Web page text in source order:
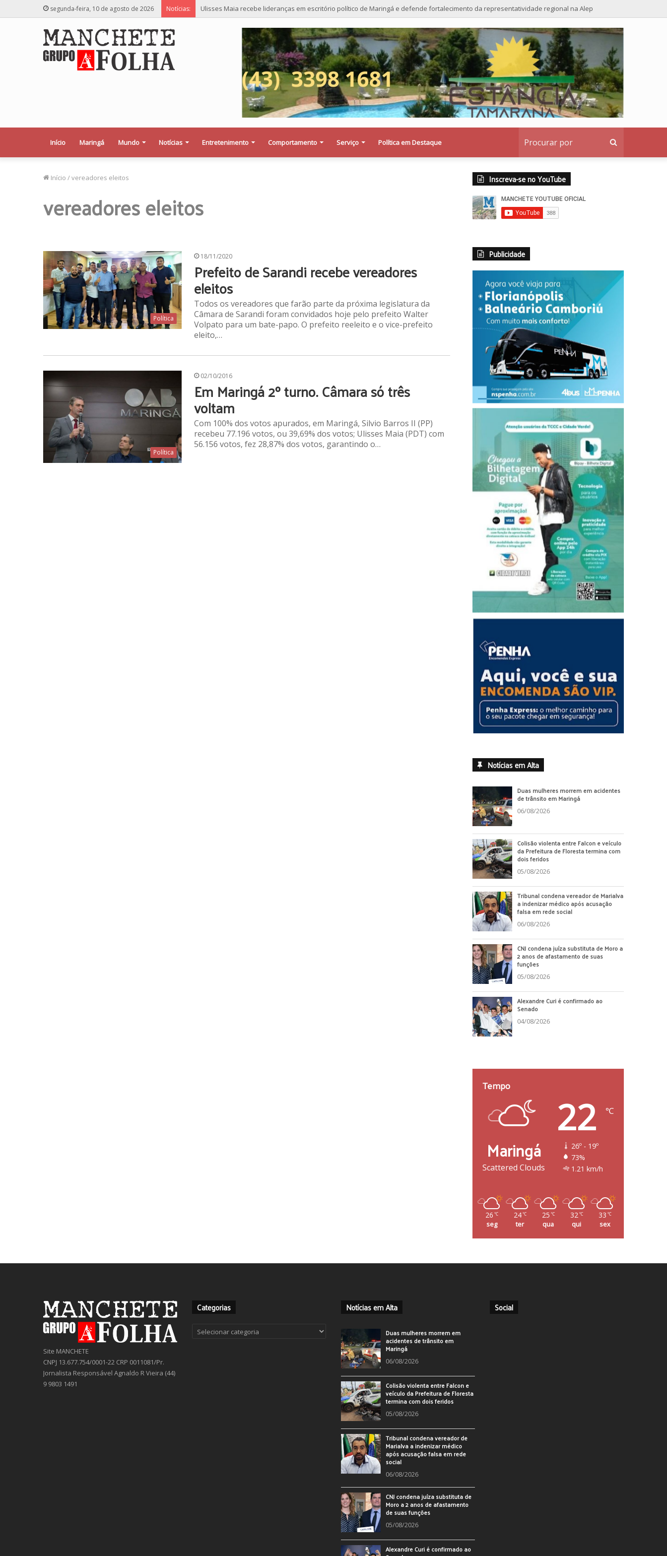
segunda-feira, 10 de agosto de 2026 Notícias: Ulisses Maia recebe lideranças em escritório político de Maringá e defende fortalecimento da representatividade regional na Alep
Início Maringá Mundo Notícias Entretenimento Comportamento Serviço Política em Destaque
Início /vereadores eleitos
vereadores eleitos
Política
18/11/2020
Prefeito de Sarandi recebe vereadores
eleitos
Todos os vereadores que farão parte da próxima legislatura da
Câmara de Sarandi foram convidados hoje pelo prefeito Walter
Volpato para um bate-papo. O prefeito reeleito e o vice-prefeito
eleito,…
Política
02/10/2016
Em Maringá 2º turno. Câmara só três
voltam
Com 100% dos votos apurados, em Maringá, Silvio Barros II (PP)
recebeu 77.196 votos, ou 39,69% dos votos; Ulisses Maia (PDT) com
56.156 votos, fez 28,87% dos votos, garantindo o…
Inscreva-se no YouTube
Publicidade
Notícias em Alta
Duas mulheres morrem em acidentes
de trânsito em Maringá
06/08/2026
Colisão violenta entre Falcon e veículo
da Prefeitura de Floresta termina com
dois feridos
05/08/2026
Tribunal condena vereador de Marialva
a indenizar médico após acusação
falsa em rede social
06/08/2026
CNJ condena juíza substituta de Moro a
2 anos de afastamento de suas
funções
05/08/2026
Alexandre Curi é confirmado ao
Senado
04/08/2026
Tempo
Maringá
Scattered Clouds
22 ℃
26º - 19º
73%
1.21 km/h
26 ℃
seg
24 ℃
ter
25 ℃
qua
32 ℃
qui
33 ℃
sex
Site MANCHETE
CNPJ 13.677.754/0001-22 CRP 0011081/Pr.
Jornalista Responsável Agnaldo R Vieira (44)
9 9803 1491
Categorias
Categorias
Notícias em Alta
Duas mulheres morrem em
acidentes de trânsito em
Maringá
06/08/2026
Colisão violenta entre Falcon e
veículo da Prefeitura de Floresta
termina com dois feridos
05/08/2026
Tribunal condena vereador de
Marialva a indenizar médico
após acusação falsa em rede
social
06/08/2026
CNJ condena juíza substituta de
Moro a 2 anos de afastamento
de suas funções
05/08/2026
Alexandre Curi é confirmado ao
Social